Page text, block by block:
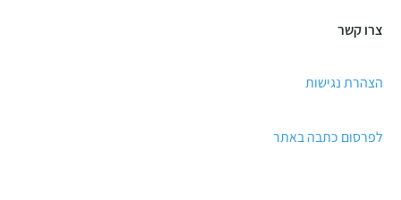
צרו קשר
הצהרת נגישות
לפרסום כתבה באתר